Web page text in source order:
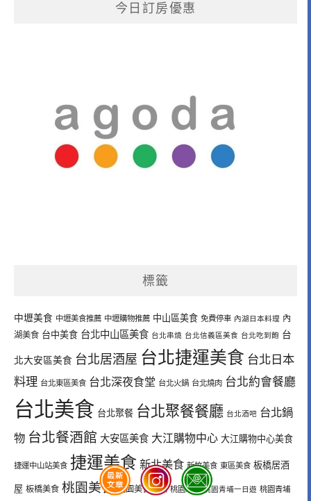
今日訂房優惠
標籤
中壢美食 中壢美食推薦 中壢購物推薦 中山區美食 免費停車 內湖日本料理 內
湖美食 台中美食 台北中山區美食 台北串燒 台北信義區美食 台北吃到飽 台
北大安區美食 台北居酒屋 台北捷運美食 台北日本
料理 台北東區美食 台北深夜食堂 台北火鍋 台北燒肉 台北約會餐廳
台北美食 台北聚餐 台北聚餐餐廳 台北酒吧 台北鍋
物 台北餐酒館 大安區美食 大江購物中心 大江購物中心美食
捷運中山站美食 捷運美食 新北美食 新竹美食 東區美食 板橋居酒
屋 板橋美食 桃園美食 桃園美食綠洲 桃園聚餐 桃園青埔一日遊 桃園青埔